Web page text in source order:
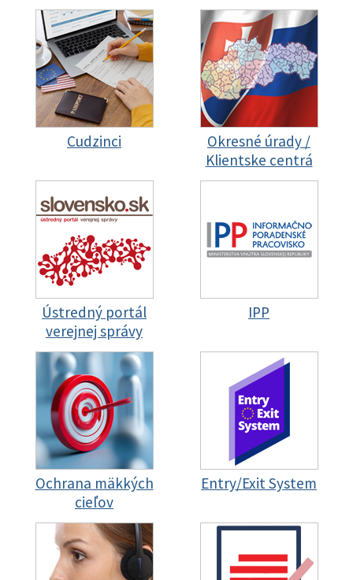
Cudzinci
Okresné úrady /
Klientske centrá
Ústredný portál
verejnej správy
IPP
Ochrana mäkkých
cieľov
Entry/Exit System